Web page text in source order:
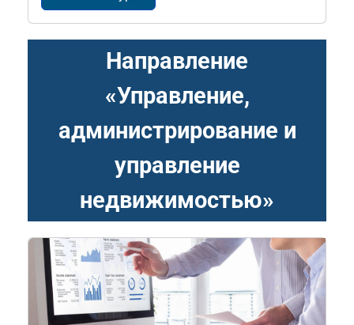
Направление
«Управление,
администрирование и
управление
недвижимостью»